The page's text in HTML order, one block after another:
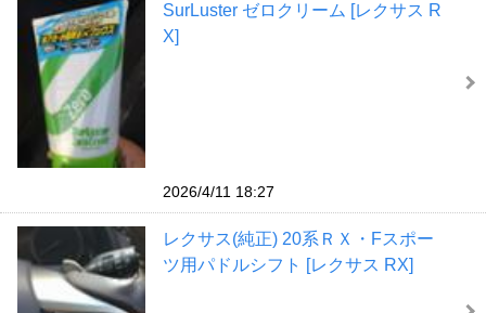
SurLuster ゼロクリーム [レクサス R
X]
2026/4/11 18:27
レクサス(純正) 20系ＲＸ・Fスポー
ツ用パドルシフト [レクサス RX]